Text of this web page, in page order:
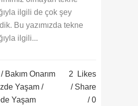
ilgili de çok şey
Bu yazımızda tekne
ilgili...
/ Bakım Onarım
Yaşam /
Yaşam
2
Likes
Share
0